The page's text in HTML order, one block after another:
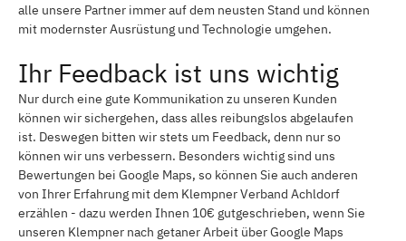
alle unsere Partner immer auf dem neusten Stand und können
mit modernster Ausrüstung und Technologie umgehen.
Ihr Feedback ist uns wichtig
Nur durch eine gute Kommunikation zu unseren Kunden
können wir sichergehen, dass alles reibungslos abgelaufen
ist. Deswegen bitten wir stets um Feedback, denn nur so
können wir uns verbessern. Besonders wichtig sind uns
Bewertungen bei Google Maps, so können Sie auch anderen
von Ihrer Erfahrung mit dem Klempner Verband Achldorf
erzählen - dazu werden Ihnen 10€ gutgeschrieben, wenn Sie
unseren Klempner nach getaner Arbeit über Google Maps